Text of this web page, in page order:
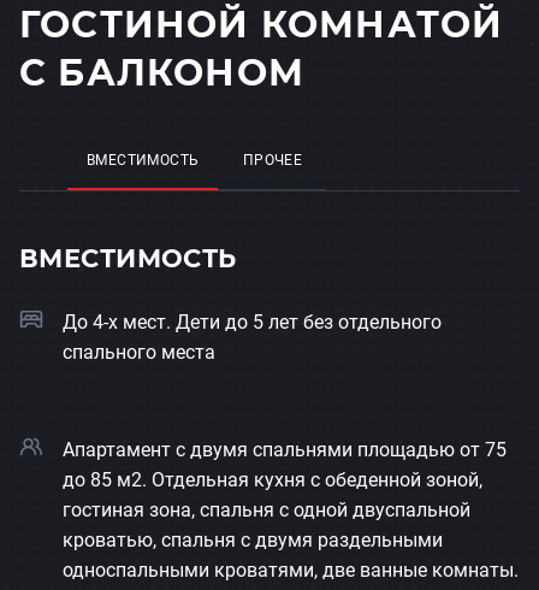
ГОСТИНОЙ КОМНАТОЙ
С БАЛКОНОМ
ВМЕСТИМОСТЬ ПРОЧЕЕ
ВМЕСТИМОСТЬ
До 4-х мест. Дети до 5 лет без отдельного
спального места
Апартамент с двумя спальнями площадью от 75
до 85 м2. Отдельная кухня с обеденной зоной,
гостиная зона, спальня с одной двуспальной
кроватью, спальня с двумя раздельными
односпальными кроватями, две ванные комнаты.